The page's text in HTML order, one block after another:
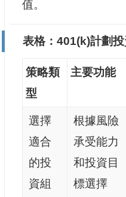
值。
表格：401(k)計劃
策略類
型
主要功能
選擇
適合
的投
資組
根據風險
承受能力
和投資目
標選擇